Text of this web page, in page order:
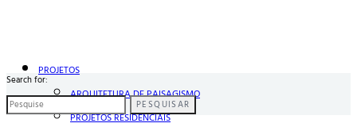
PROJETOS
ARQUITETURA DE PAISAGISMO
PROJETOS RESIDENCIAIS
Search for:
PESQUISAR